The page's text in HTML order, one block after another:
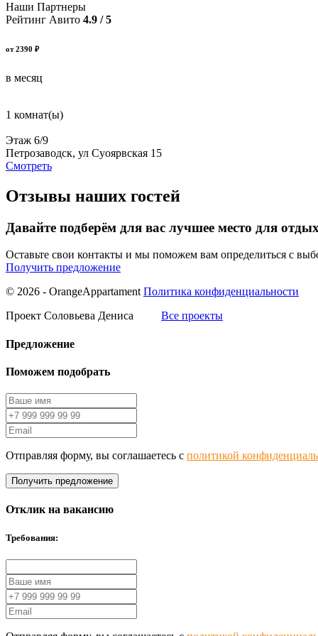
Наши Партнеры
Рейтинг Авито 4.9 / 5
от 2390 ₽
в месяц
1 комнат(ы)
Этаж 6/9
Петрозаводск, ул Суоярвская 15
Смотреть
Отзывы наших гостей
Давайте подберём для вас лучшее место для
Оставьте свои контакты и мы поможем вам определиться с
Получить предложение
© 2026 - OrangeAppartament Политика конфиденциальности
Проект Соловьева Дениса
Все проекты
Предложение
Поможем подобрать
Отправляя форму, вы соглашаетесь с политикой
Получить предложение
Отклик на вакансию
Требования: